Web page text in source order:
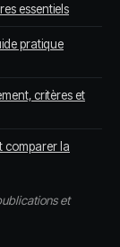
essentiels
pratique
critères et
comparer la
et